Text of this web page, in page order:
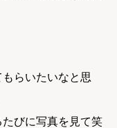
らいたいなと思
びに写真を見て笑